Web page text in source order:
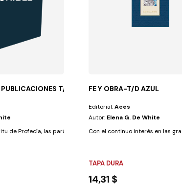
PUBLICACIONES T/D ROJO
de Profecía, las parábolas están agrupadas según sus...
FE Y OBRA-T/D AZUL
Editorial:Aces
Autor: Elena G. De White
Con el continuo interés en las
TAPA DURA
14,31 $